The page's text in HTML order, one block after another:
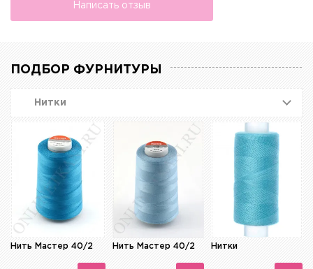
Написать отзыв
ПОДБОР ФУРНИТУРЫ
Нитки
Нить Мастер 40/2 Нить Мастер 40/2 Нитки